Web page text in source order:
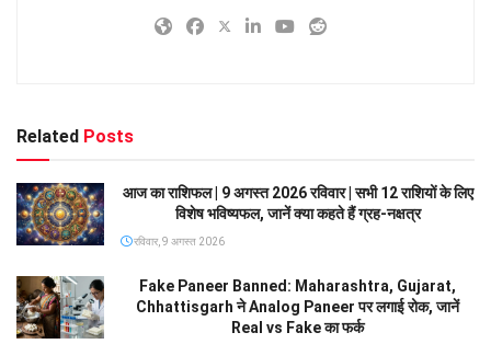
Related Posts
आज का राशिफल | 9 अगस्त 2026 रविवार | सभी 12 राशियों के लिए
विशेष भविष्यफल, जानें क्या कहते हैं ग्रह-नक्षत्र
रविवार, 9 अगस्त 2026
Fake Paneer Banned: Maharashtra, Gujarat,
Chhattisgarh ने Analog Paneer पर लगाई रोक, जानें
Real vs Fake का फर्क